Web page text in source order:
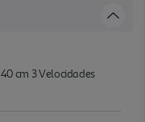
cm 3 Velocidades